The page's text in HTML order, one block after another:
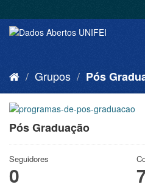
Grupos Pós
Pós Graduação
Seguidores
0